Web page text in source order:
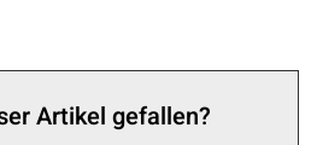
Artikel gefallen?